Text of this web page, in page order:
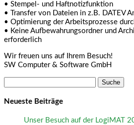
• Stempel- und Haftnotizfunktion
• Transfer von Dateien in z.B. DATEV
• Optimierung der Arbeitsprozesse
• Keine Aufbewahrungsordner und
erforderlich
Wir freuen uns auf Ihrem Besuch!
SW Computer & Software GmbH
nach:
Neueste Beiträge
Unser Besuch auf der LogiMAT